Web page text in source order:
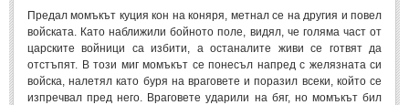
Предал момъкът куция кон на коняря, метнал се на другия и повел
войската. Като наближили бойното поле, видял, че голяма част от
царските войници са избити, а останалите живи се готвят да
отстъпят. В този миг момъкът се понесъл напред с желязната си
войска, налетял като буря на враговете и поразил всеки, който се
изпречвал пред него. Враговете ударили на бяг, но момъкът бил